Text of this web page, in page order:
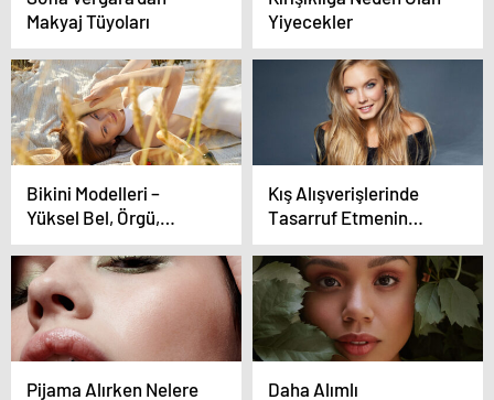
Makyaj Tüyoları
Yiyecekler
Bikini Modelleri –
Yüksel Bel, Örgü,
Şortlu Bikini Ve Mayo
Modelleri
Kış Alışverişlerinde
Tasarruf Etmenin
Yolları
Pijama Alırken Nelere
Daha Alımlı